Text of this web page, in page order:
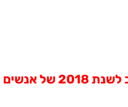
לאומי ולבנק ישראל.